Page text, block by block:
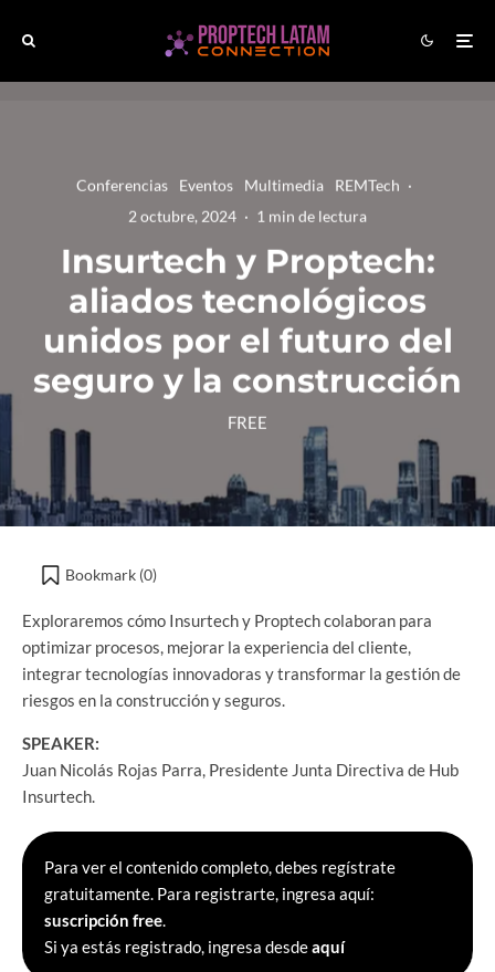
Conferencias Eventos Multimedia REMTech ·
2 octubre, 2024 · 1 min de lectura
Insurtech y Proptech:
aliados tecnológicos
unidos por el futuro del
seguro y la construcción
FREE
Bookmark (0)
Exploraremos cómo Insurtech y Proptech colaboran para
optimizar procesos, mejorar la experiencia del cliente,
integrar tecnologías innovadoras y transformar la gestión de
riesgos en la construcción y seguros.
SPEAKER:
Juan Nicolás Rojas Parra, Presidente Junta Directiva de Hub
Insurtech.
Para ver el contenido completo, debes regístrate
gratuitamente. Para registrarte, ingresa aquí:
suscripción free.
Si ya estás registrado, ingresa desdeaquí